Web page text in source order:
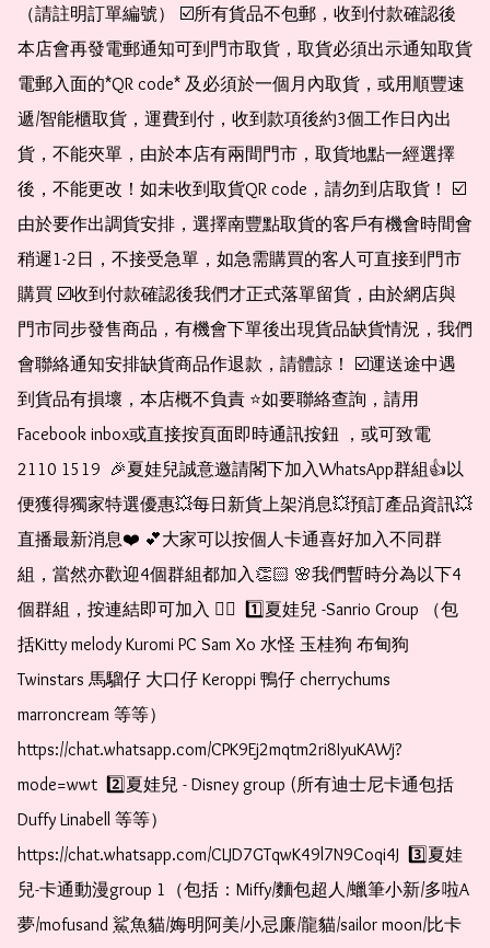
（請註明訂單編號） ☑️所有貨品不包郵，收到付款確認後
本店會再發電郵通知可到門市取貨，取貨必須出示通知取貨
電郵入面的*QR code* 及必須於一個月內取貨，或用順豐速
遞/智能櫃取貨，運費到付，收到款項後約3個工作日內出
貨，不能夾單，由於本店有兩間門市，取貨地點一經選擇
後，不能更改！如未收到取貨QR code，請勿到店取貨！ ☑️
由於要作出調貨安排，選擇南豐點取貨的客戶有機會時間會
稍遲1-2日，不接受急單，如急需購買的客人可直接到門市
購買 ☑️收到付款確認後我們才正式落單留貨，由於網店與
門市同步發售商品，有機會下單後出現貨品缺貨情況，我們
會聯絡通知安排缺貨商品作退款，請體諒！ ☑️運送途中遇
到貨品有損壞，本店概不負責 ⭐️如要聯絡查詢，請用
Facebook inbox或直接按頁面即時通訊按鈕 ，或可致電
2110 1519  🎉夏娃兒誠意邀請閣下加入WhatsApp群組👍以
便獲得獨家特選優惠💥每日新貨上架消息💥預訂產品資訊💥
直播最新消息❤️ 💕大家可以按個人卡通喜好加入不同群
組，當然亦歡迎4個群組都加入👏🏻 🌸我們暫時分為以下4
個群組，按連結即可加入 👇🏻  1️⃣夏娃兒 -Sanrio Group （包
括Kitty melody Kuromi PC Sam Xo 水怪 玉桂狗 布甸狗
Twinstars 馬騮仔 大口仔 Keroppi 鴨仔 cherrychums
marroncream 等等）
https://chat.whatsapp.com/CPK9Ej2mqtm2ri8IyuKAWj?
mode=wwt  2️⃣夏娃兒 - Disney group (所有迪士尼卡通包括
Duffy Linabell 等等）
https://chat.whatsapp.com/CLJD7GTqwK49l7N9Coqi4J  3️⃣夏娃
兒-卡通動漫group 1（包括：Miffy/麵包超人/蠟筆小新/多啦A
夢/mofusand 鯊魚貓/娒明阿美/小忌廉/龍貓/sailor moon/比卡